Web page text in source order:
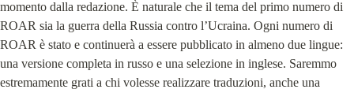
momento dalla redazione. È naturale che il tema del primo numero di
ROAR sia la guerra della Russia contro l’Ucraina. Ogni numero di
ROAR è stato e continuerà a essere pubblicato in almeno due lingue:
una versione completa in russo e una selezione in inglese. Saremmo
estremamente grati a chi volesse realizzare traduzioni, anche una